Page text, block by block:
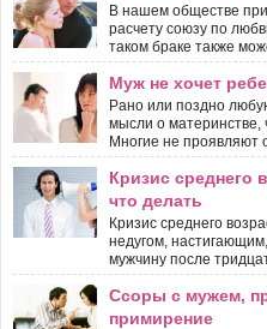
В нашем обществе
расчету союзу по
таком браке также
Муж не хочет
Рано или поздно
мысли о материнстве,
Многие не проявляют
Кризис среднего
что делать
Кризис среднего
недугом,
мужчину после
Ссоры с мужем,
примирение